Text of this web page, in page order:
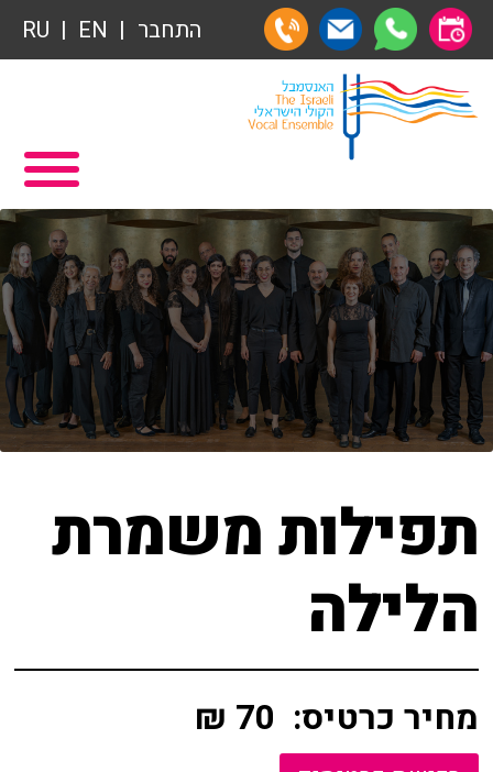
תרומות
הצטרפות לאגודת הידידים
רכישת מנויים
שידור ישיר
VOD
צור קשר
מאחורי הקולות
הקסם מאחורי הקולות
האולם המקוון
החשבון שלי
התחבר EN
RU
ראשי
תכניה ומשחקיה – איתמר פוגש ארנב
תרומות
תרומות
הצטרפות לאגודת הידידים
אגודת הידידים
רכישת מנויים
VOD
צור קשר
אודות
מאחורי הקולות
תפילות משמרת
הלילה
מחיר כרטיס: